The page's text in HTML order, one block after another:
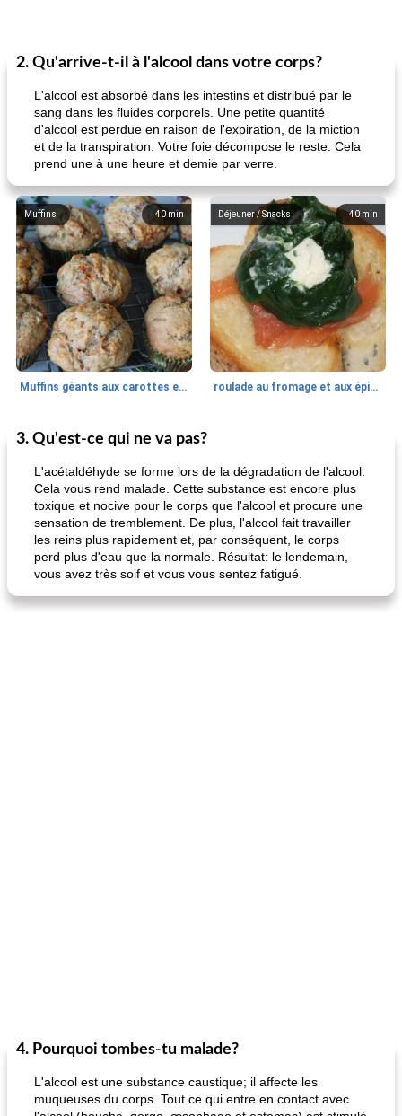
2. Qu'arrive-t-il à l'alcool dans votre corps?
L'alcool est absorbé dans les intestins et distribué par le
sang dans les fluides corporels. Une petite quantité
d'alcool est perdue en raison de l'expiration, de la miction
et de la transpiration. Votre foie décompose le reste. Cela
prend une à une heure et demie par verre.
40 min
Muffins
Muffins géants aux carottes et à la banane de Nif
40 min
Déjeuner / Snacks
roulade au fromage et aux épinards
30min
Marques de confiance: recettes et
astuces
fiesta tostadas le méga's jopp joes
3. Qu'est-ce qui ne va pas?
L'acétaldéhyde se forme lors de la dégradation de l'alcool.
Cela vous rend malade. Cette substance est encore plus
toxique et nocive pour le corps que l'alcool et procure une
sensation de tremblement. De plus, l'alcool fait travailler
les reins plus rapidement et, par conséquent, le corps
perd plus d'eau que la normale. Résultat: le lendemain,
vous avez très soif et vous vous sentez fatigué.
4. Pourquoi tombes-tu malade?
L'alcool est une substance caustique; il affecte les
muqueuses du corps. Tout ce qui entre en contact avec